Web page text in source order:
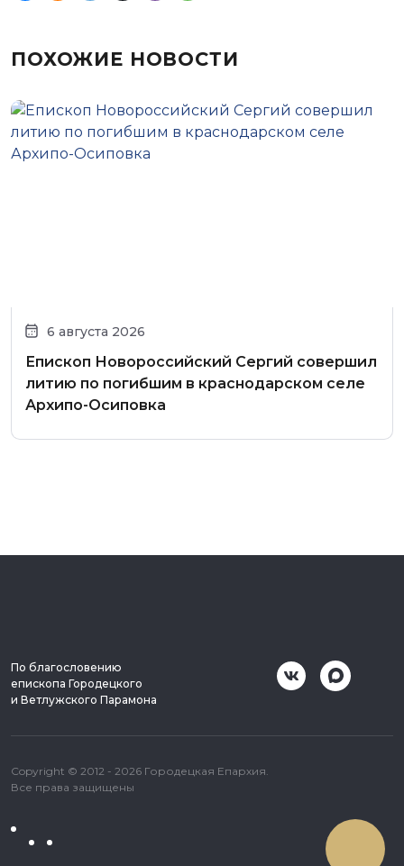
ПОХОЖИЕ НОВОСТИ
6 августа 2026
Епископ Новороссийский Сергий совершил
литию по погибшим в краснодарском селе
Архипо-Осиповка
По благословению
епископа Городецкого
и Ветлужского Парамона
Copyright © 2012 - 2026 Городецкая Епархия.
Все права защищены